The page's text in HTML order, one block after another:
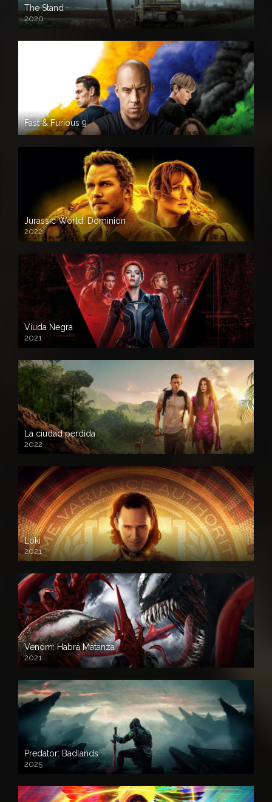
The Stand
2020
Fast & Furious 9
Jurassic World: Dominion
2022
Viuda Negra
2021
La ciudad perdida
2022
Loki
2021
Venom: Habrá Matanza
2021
Predator: Badlands
2025